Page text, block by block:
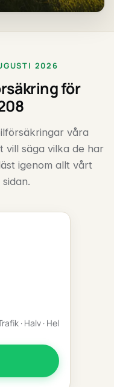
2026
för
våra
säga vilka de har
igenom allt vårt
· Halv · Hel